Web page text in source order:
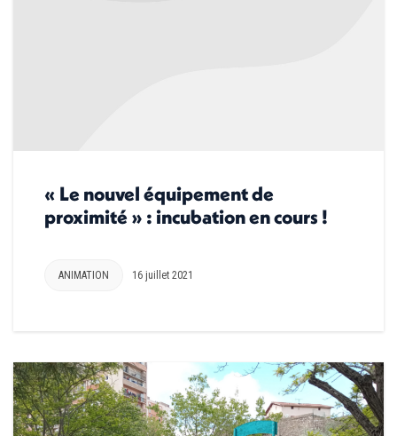
« Le nouvel équipement de
proximité » : incubation en cours !
ANIMATION 16 juillet 2021